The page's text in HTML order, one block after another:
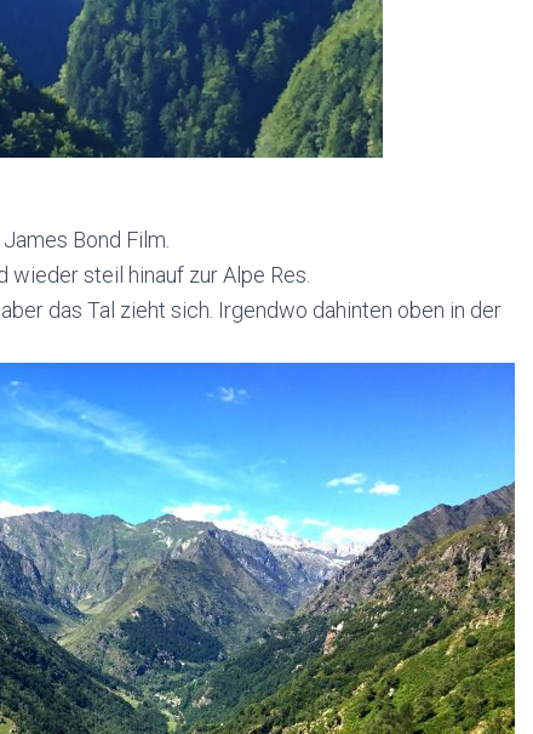
Bond Film.
steil hinauf zur Alpe Res.
das Tal zieht sich. Irgendwo dahinten oben in der